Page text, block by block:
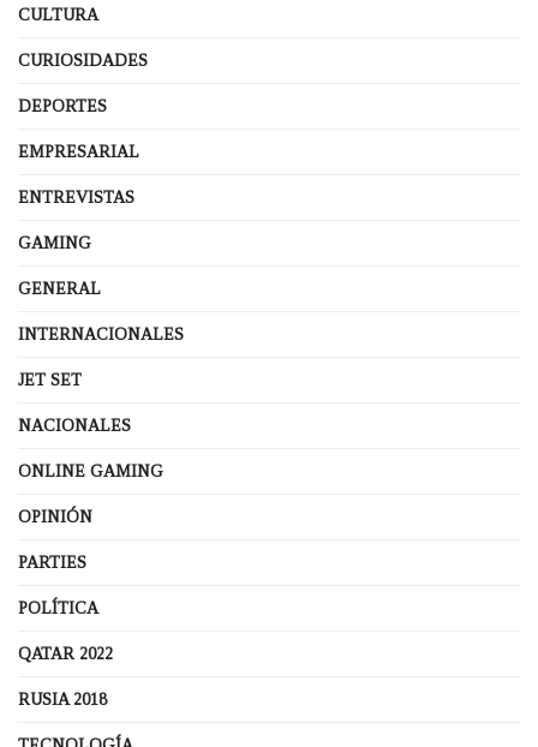
CULTURA
CURIOSIDADES
DEPORTES
EMPRESARIAL
ENTREVISTAS
GAMING
GENERAL
INTERNACIONALES
JET SET
NACIONALES
ONLINE GAMING
OPINIÓN
PARTIES
POLÍTICA
QATAR 2022
RUSIA 2018